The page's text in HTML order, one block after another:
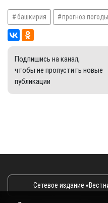
башкирия прогноз погоды
Подпишись на канал,
чтобы не пропустить новые
публикации
Сетевое издание